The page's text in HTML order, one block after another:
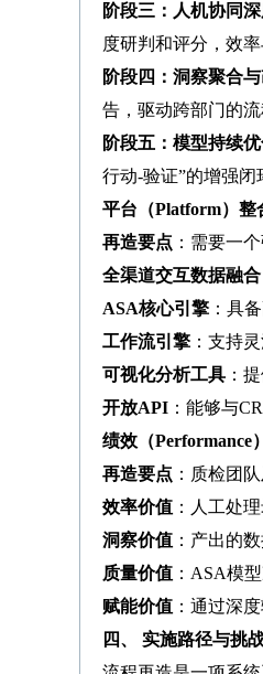
阶段三：人机协同
度研判和评分，效
阶段四：洞察聚合
告，驱动跨部门的
阶段五：模型持续
行动-验证”的增强闭
平台（Platform）整
再造要点 ：需要一
全渠道交互数据融合
ASA核心引擎 ：具
工作流引擎 ：支持
可视化分析工具 ：
开放API ：能够与
绩效（Performance
再造要点 ：质检团
效率价值 ：人工处
洞察价值 ：产出的
质量价值 ：ASA模
赋能价值 ：通过深
四、 实施路径与挑